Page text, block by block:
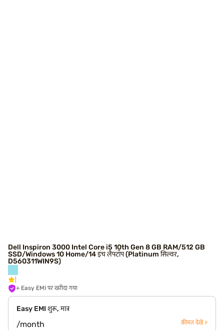
Dell Inspiron 3000 Intel Core i5 10th Gen 8 GB RAM/512 GB
SSD/Windows 10 Home/14 इंच लैपटॉप (Platinum सिल्वर,
D560311WIN9S)
+ Easy EMI पर खरीदा गया
Easy EMI शुरू, मात्र
/month कीमत देखें >